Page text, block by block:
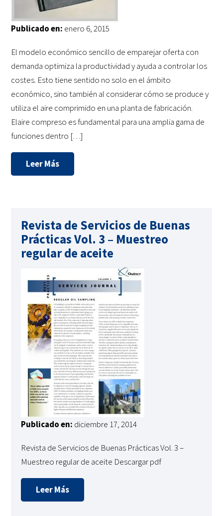
Publicado en: enero 6, 2015
El modelo económico sencillo de emparejar oferta con
demanda optimiza la productividad y ayuda a controlar los
costes. Esto tiene sentido no solo en el ámbito
económico, sino también al considerar cómo se produce y
utiliza el aire comprimido en una planta de fabricación.
Elaire compreso es fundamental para una amplia gama de
funciones dentro […]
Leer Más
Revista de Servicios de Buenas
Prácticas Vol. 3 – Muestreo
regular de aceite
Publicado en: diciembre 17, 2014
Revista de Servicios de Buenas Prácticas Vol. 3 –
Muestreo regular de aceite Descargar pdf
Leer Más